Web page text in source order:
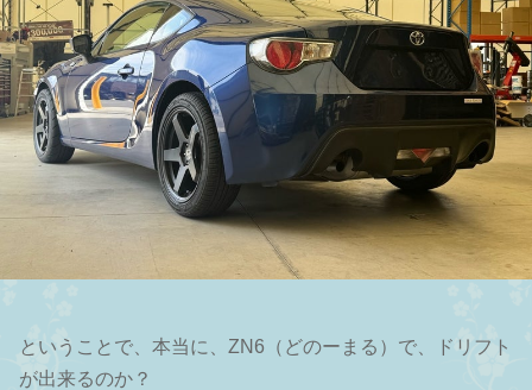
ということで、本当に、ZN6（どのーまる）で、ドリフト
が出来るのか？